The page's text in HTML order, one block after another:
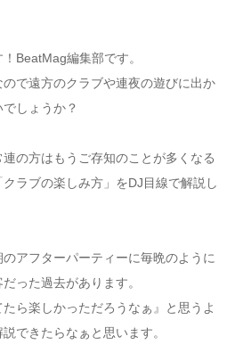
BeatMag編集部です。
で遠方のクラブや連夜の遊びに出か
しょうか？
の方はもうご存知のことが多くなる
ラブの楽しみ方」をDJ目線で解説し
アフターパーティーに毎晩のように
った過去があります。
ら楽しかっただろうなぁ』と思うよ
できたらなぁと思います。